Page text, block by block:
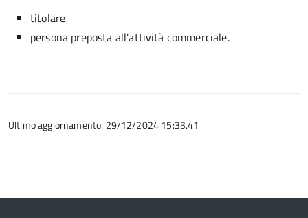
titolare
persona preposta all'attività commerciale.
Ultimo aggiornamento: 29/12/2024 15:33.41